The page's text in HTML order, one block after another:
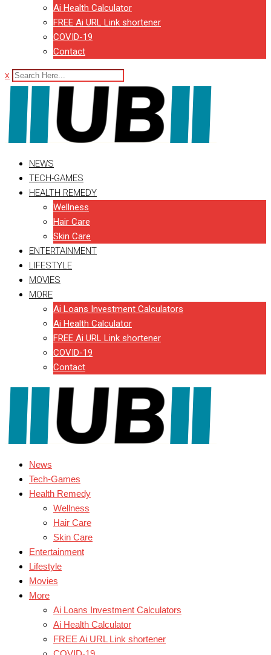
Ai Health Calculator
FREE Ai URL Link shortener
COVID-19
Contact
x
NEWS
TECH-GAMES
HEALTH REMEDY
Wellness
Hair Care
Skin Care
ENTERTAINMENT
LIFESTYLE
MOVIES
MORE
Ai Loans Investment Calculators
Ai Health Calculator
FREE Ai URL Link shortener
COVID-19
Contact
News
Tech-Games
Health Remedy
Wellness
Hair Care
Skin Care
Entertainment
Lifestyle
Movies
More
Ai Loans Investment Calculators
Ai Health Calculator
FREE Ai URL Link shortener